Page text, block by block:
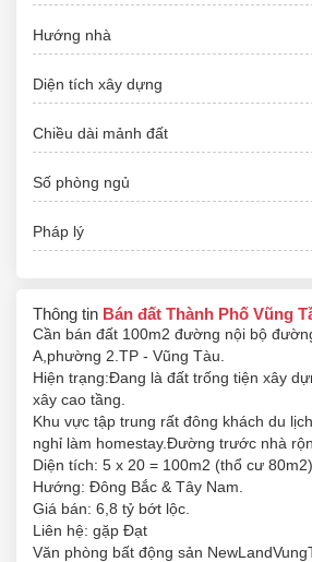
Hướng nhà
Diện tích xây dựng
Chiều dài mảnh đất
Số phòng ngủ
Pháp lý
Thông tin Bán đất Thành Phố Vũng
Cần bán đất 100m2 đường nội bộ
A,phường 2.TP - Vũng Tàu.
Hiện trạng:Đang là đất trống tiện xây
xây cao tầng.
Khu vực tập trung rất đông khách du
nghỉ làm homestay.Đường trước nhà
Diện tích: 5 x 20 = 100m2 (thổ cư 80m2)
Hướng: Đông Bắc & Tây Nam.
Giá bán: 6,8 tỷ bớt lộc.
Liên hệ: gặp Đạt
Văn phòng bất động sản